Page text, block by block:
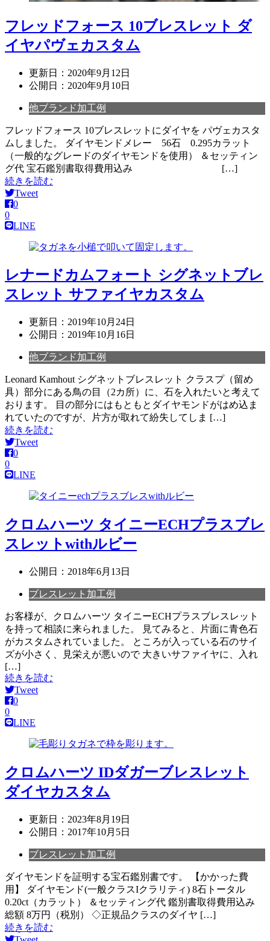
フレッドフォース 10ブレスレット ダ
イヤパヴェカスタム
更新日： 2020年9月12日
公開日： 2020年9月10日
他ブランド加工例
フレッドフォース 10ブレスレットにダイヤを パヴェカスタ
ムしました。 ダイヤモンドメレー 56石 0.295カラット
（一般的なグレードのダイヤモンドを使用） ＆セッティン
グ代 宝石鑑別書取得費用込み […]
続きを読む
Tweet
0
0
LINE
レナードカムフォート シグネットブレ
スレット サファイヤカスタム
更新日： 2019年10月24日
公開日： 2019年10月16日
他ブランド加工例
Leonard Kamhout シグネットブレスレット クラスプ（留め
具）部分にある鳥の目（2カ所）に、石を入れたいと考えて
おります。 目の部分にはもともとダイヤモンドがはめ込ま
れていたのですが、片方が取れて紛失してしま […]
続きを読む
Tweet
0
0
LINE
クロムハーツ タイニーECHプラスブレ
スレットwithルビー
公開日： 2018年6月13日
ブレスレット加工例
お客様が、クロムハーツ タイニーECHプラスブレスレット
を持って相談に来られました。 見てみると、片面に青色石
がカスタムされていました。 ところが入っている石のサイ
ズが小さく、見栄えが悪いので 大きいサファイヤに、入れ
[…]
続きを読む
Tweet
0
0
LINE
クロムハーツ IDダガーブレスレット
ダイヤカスタム
更新日： 2023年8月19日
公開日： 2017年10月5日
ブレスレット加工例
ダイヤモンドを証明する宝石鑑別書です。 【かかった費
用】 ダイヤモンド(一般クラスIクラリティ) 8石トータル
0.20ct（カラット） ＆セッティング代 鑑別書取得費用込み
総額 8万円（税別） ◇正規品クラスのダイヤ […]
続きを読む